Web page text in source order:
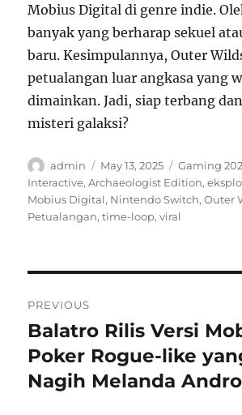
Mobius Digital di genre indie.
banyak yang berharap sekuel
baru. Kesimpulannya, Outer
petualangan luar angkasa yang
dimainkan. Jadi, siap terbang
misteri galaksi?
Author
admin
Posted
on
May 13, 2025 Categories
Gaming
Interactive,Archaeologist Edition,
Mobius Digital, Nintendo Switch,Outer
Petualangan,time-loop,viral
navigation
PREVIOUS
Previous
post:
Balatro Rilis Versi
Poker Rogue-like
Nagih Melanda